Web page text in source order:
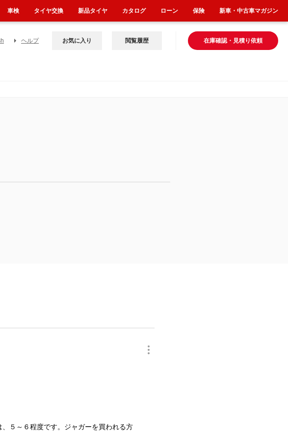
ヘルプ 在庫確認・見積り依頼
お気に入り 閲覧履歴
５～６程度です。ジャガーを買われる方
車検 タイヤ交換 新品タイヤ カタログ ローン 保険 新車・中古車マガジン